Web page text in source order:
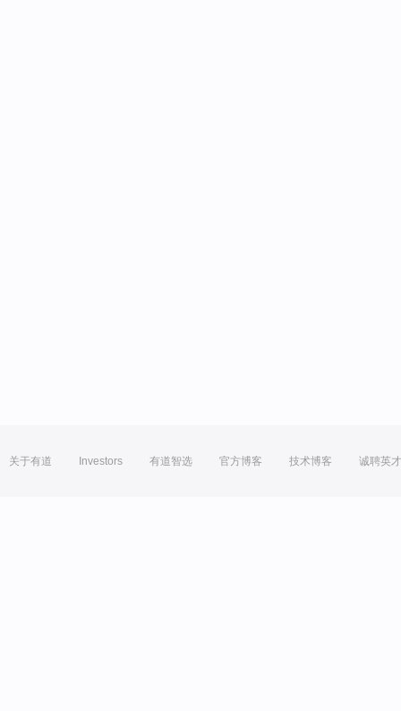
关于有道 Investors 有道智选 官方博客 技术博客 诚聘英才